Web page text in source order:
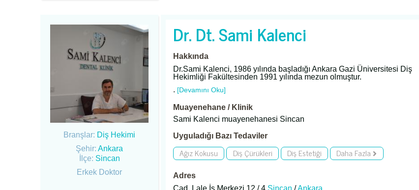
Branşlar: Diş Hekimi
Şehir: Ankara
İlçe: Sincan
Erkek Doktor
Dr. Dt. Sami Kalenci
Hakkında
Dr.Sami Kalenci, 1986 yılında başladığı Ankara Gazi Üniversitesi Diş
Hekimliği Fakültesinden 1991 yılında mezun olmuştur.
. [Devamını Oku]
Muayenehane / Klinik
Sami Kalenci muayenehanesi Sincan
Uyguladığı Bazı Tedaviler
Ağız Kokusu Diş Çürükleri Diş Estetiği Daha Fazla
Adres